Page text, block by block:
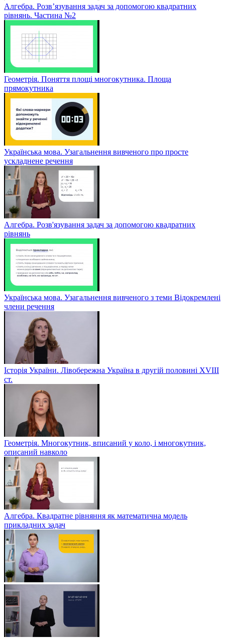
Алгебра. Розв’язування задач за допомогою квадратних
рівнянь. Частина №2
Геометрія. Поняття площі многокутника. Площа
прямокутника
Українська мова. Узагальнення вивченого про просте
ускладнене речення
Алгебра. Розв'язування задач за допомогою квадратних
рівнянь
Українська мова. Узагальнення вивченого з теми Відокремлені
члени речення
Історія України. Лівобережна Україна в другій половині ХVIIІ
ст.
Геометрія. Многокутник, вписаний у коло, і многокутник,
описаний навколо
Алгебра. Квадратне рівняння як математична модель
прикладних задач